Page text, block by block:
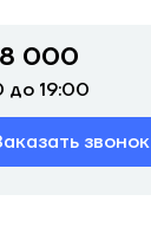
000
до 19:00
звонок